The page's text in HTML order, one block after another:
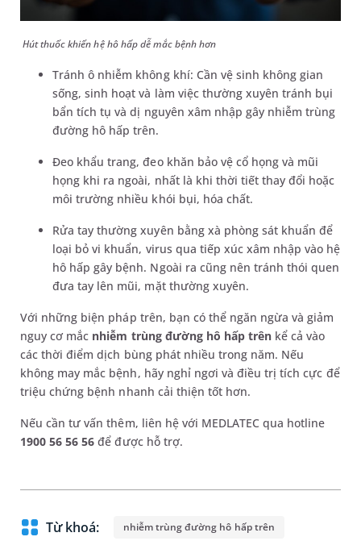
Hút thuốc khiến hệ hô hấp dễ mắc bệnh hơn
Tránh ô nhiễm không khí: Cần vệ sinh không gian
sống, sinh hoạt và làm việc thường xuyên tránh bụi
bẩn tích tụ và dị nguyên xâm nhập gây nhiễm trùng
đường hô hấp trên.
Đeo khẩu trang, đeo khăn bảo vệ cổ họng và mũi
họng khi ra ngoài, nhất là khi thời tiết thay đổi hoặc
môi trường nhiều khói bụi, hóa chất.
Rửa tay thường xuyên bằng xà phòng sát khuẩn để
loại bỏ vi khuẩn, virus qua tiếp xúc xâm nhập vào hệ
hô hấp gây bệnh. Ngoài ra cũng nên tránh thói quen
đưa tay lên mũi, mặt thường xuyên.
Với những biện pháp trên, bạn có thể ngăn ngừa và giảm
nguy cơ mắc nhiễm trùng đường hô hấp trên kể cả vào
các thời điểm dịch bùng phát nhiều trong năm. Nếu
không may mắc bệnh, hãy nghỉ ngơi và điều trị tích cực để
triệu chứng bệnh nhanh cải thiện tốt hơn.
Nếu cần tư vấn thêm, liên hệ với MEDLATEC qua hotline
1900 56 56 56 để được hỗ trợ.
Từ khoá: nhiễm trùng đường hô hấp trên